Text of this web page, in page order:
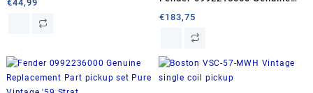
€44,99
Replacement Part pickup set
Twisted Tele
€183,75